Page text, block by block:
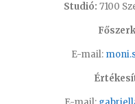
Studió: 7100
E-mail: